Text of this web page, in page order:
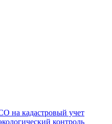
на кадастровый учет
контроль